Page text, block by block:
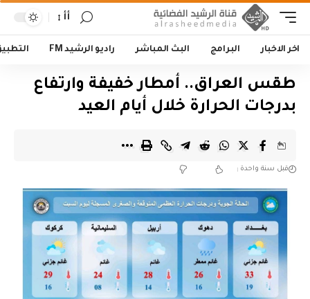
أأ
اخر الاخبار البرامج البث المباشر راديو الرشيد FM
طقس العراق.. أمطار خفيفة وارتفاع
بدرجات الحرارة خلال أيام العيد
قبل سنة واحدة